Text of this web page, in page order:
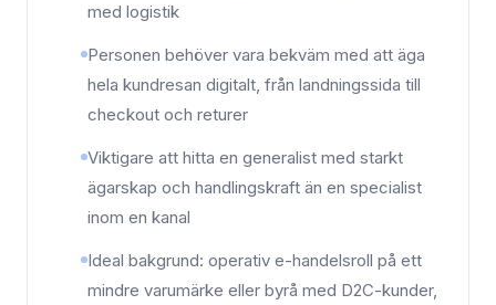
med logistik
Personen behöver vara bekväm med att äga
hela kundresan digitalt, från landningssida till
checkout och returer
Viktigare att hitta en generalist med starkt
ägarskap och handlingskraft än en specialist
inom en kanal
Ideal bakgrund: operativ e-handelsroll på ett
mindre varumärke eller byrå med D2C-kunder,